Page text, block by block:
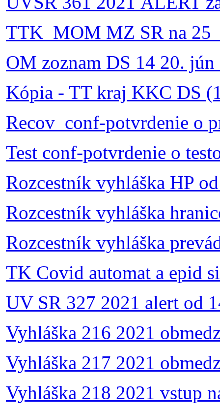
TTK_MOM MZ SR na
OM zoznam DS 14 20.
Kópia - TT kraj KKC DS
Recov_conf-potvrdenie o
Test conf-potvrdenie o
Rozcestník vyhláška HP
Rozcestník vyhláška
Rozcestník vyhláška
TK Covid automat a epid
UV SR 327 2021 alert od
Vyhláška 216 2021
Vyhláška 217 2021
Vyhláška 218 2021 vstup